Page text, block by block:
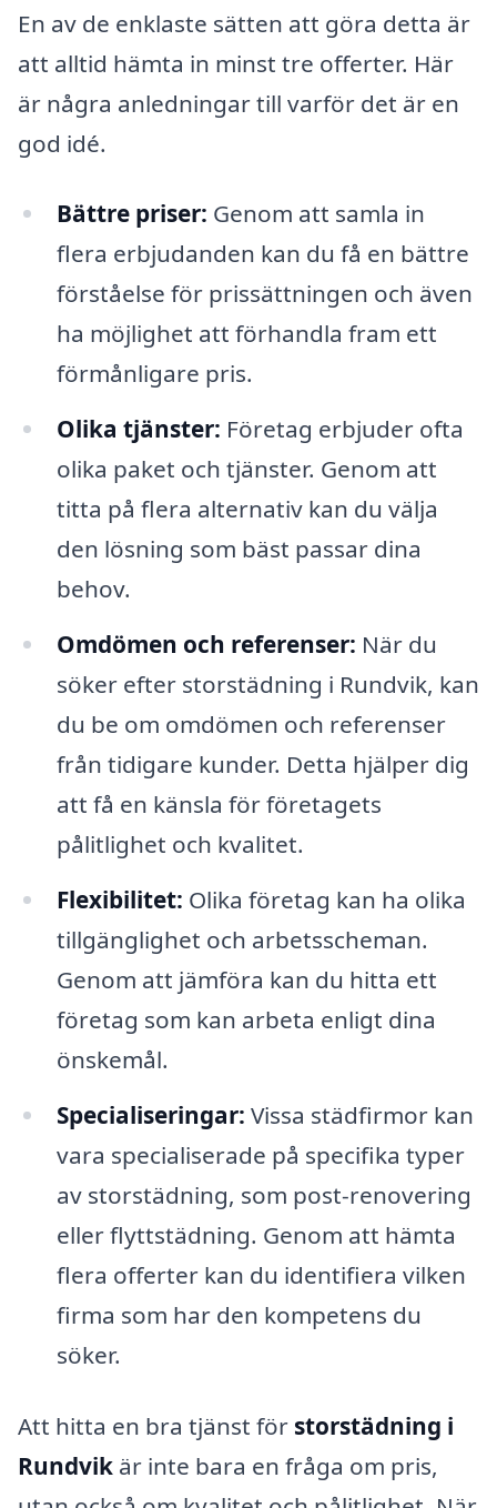
En av de enklaste sätten att göra detta är
att alltid hämta in minst tre offerter. Här
är några anledningar till varför det är en
god idé.
Bättre priser: Genom att samla in
flera erbjudanden kan du få en bättre
förståelse för prissättningen och även
ha möjlighet att förhandla fram ett
förmånligare pris.
Olika tjänster: Företag erbjuder ofta
olika paket och tjänster. Genom att
titta på flera alternativ kan du välja
den lösning som bäst passar dina
behov.
Omdömen och referenser: När du
söker efter storstädning i Rundvik, kan
du be om omdömen och referenser
från tidigare kunder. Detta hjälper dig
att få en känsla för företagets
pålitlighet och kvalitet.
Flexibilitet: Olika företag kan ha olika
tillgänglighet och arbetsscheman.
Genom att jämföra kan du hitta ett
företag som kan arbeta enligt dina
önskemål.
Specialiseringar: Vissa städfirmor kan
vara specialiserade på specifika typer
av storstädning, som post-renovering
eller flyttstädning. Genom att hämta
flera offerter kan du identifiera vilken
firma som har den kompetens du
söker.
Att hitta en bra tjänst för storstädning i
Rundvik är inte bara en fråga om pris,